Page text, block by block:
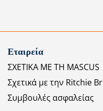
Εταιρεία
ΣΧΕΤΙΚΑ ΜΕ ΤΗ MASCUS
Σχετικά με την Ritchie
Συμβουλές ασφαλείας